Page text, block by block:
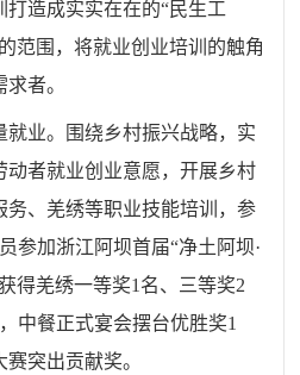
造成实实在在的“民生工
范围，将就业创业培训的触角
求者。
就业。围绕乡村振兴战略， 实
动者就业创业意愿，开展乡村
务、羌绣等职业技能培训，参
参加浙江阿坝首届“净土阿坝·
得羌绣一等奖1名、三等奖2
中餐正式宴会摆台优胜奖1
突出贡献奖。